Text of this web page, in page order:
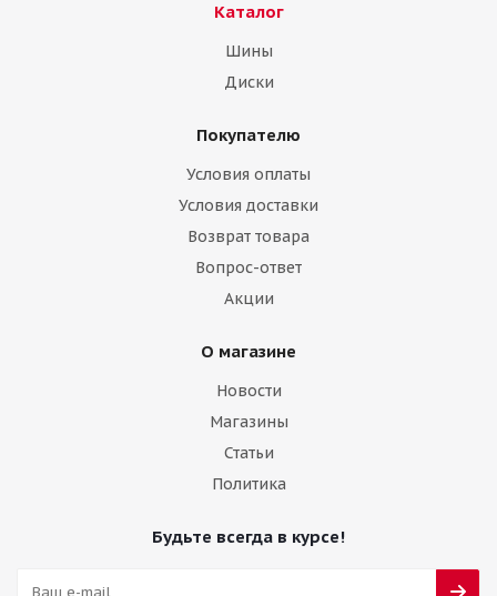
Каталог
Шины
Диски
Покупателю
Условия оплаты
Условия доставки
Возврат товара
Вопрос-ответ
Акции
О магазине
Новости
Магазины
Статьи
Политика
Будьте всегда в курсе!